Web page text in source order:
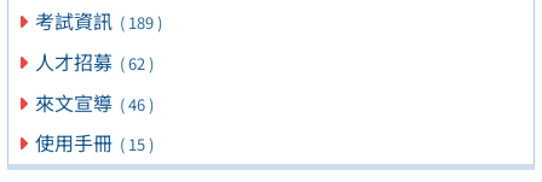
考試資訊 ( 189 )
人才招募 ( 62 )
來文宣導 ( 46 )
使用手冊 ( 15 )